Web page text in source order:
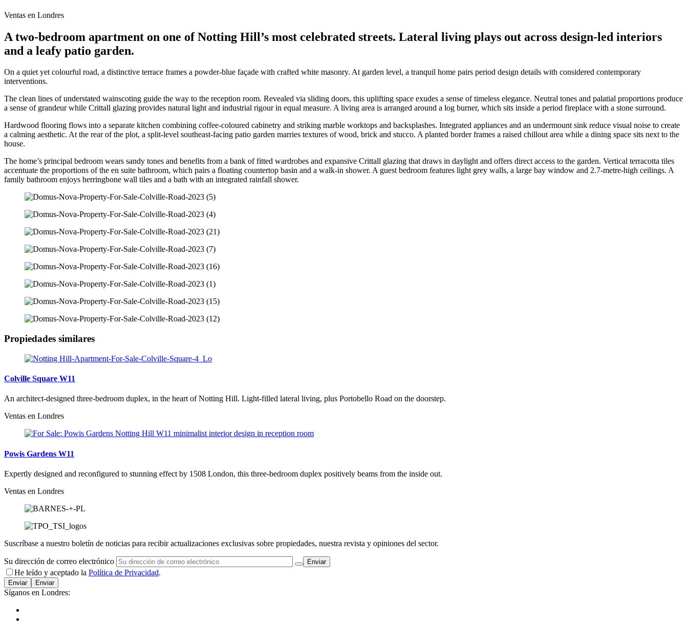
Ventas en Londres
A two-bedroom apartment on one of Notting Hill’s most celebrated streets. Lateral living plays out across design-led interiors
and a leafy patio garden.
On a quiet yet colourful road, a distinctive terrace frames a powder-blue façade with crafted white masonry. At garden level, a tranquil home pairs period design details with considered contemporary
interventions.
The clean lines of understated wainscoting guide the way to the reception room. Revealed via sliding doors, this uplifting space exudes a sense of timeless elegance. Neutral tones and palatial proportions produce
a sense of grandeur while Crittall glazing provides natural light and industrial rigour in equal measure. A living area is arranged around a log burner, which sits inside a period fireplace with a stone surround.
Hardwood flooring flows into a separate kitchen combining coffee-coloured cabinetry and striking marble worktops and backsplashes. Integrated appliances and an undermount sink reduce visual noise to create
a calming aesthetic. At the rear of the plot, a split-level southeast-facing patio garden marries textures of wood, brick and stucco. A planted border frames a raised chillout area while a dining space sits next to the
house.
The home’s principal bedroom wears sandy tones and benefits from a bank of fitted wardrobes and expansive Crittall glazing that draws in daylight and offers direct access to the garden. Vertical terracotta tiles
accentuate the proportions of the en suite bathroom, which pairs a floating countertop basin and a walk-in shower. A guest bedroom features light grey walls, a large bay window and 2.7-metre-high ceilings. A
family bathroom enjoys herringbone wall tiles and a bath with an integrated rainfall shower.
Propiedades similares
Colville Square W11
An architect-designed three-bedroom duplex, in the heart of Notting Hill. Light-filled lateral living, plus Portobello Road on the doorstep.
Ventas en Londres
Powis Gardens W11
Expertly designed and reconfigured to stunning effect by 1508 London, this three-bedroom duplex positively beams from the inside out.
Ventas en Londres
Suscríbase a nuestro boletín de noticias para recibir actualizaciones exclusivas sobre propiedades, nuestra revista y opiniones del sector.
Su dirección de correo electrónico
He leído y aceptado la Política de Privacidad.
Enviar
Síganos en Londres: